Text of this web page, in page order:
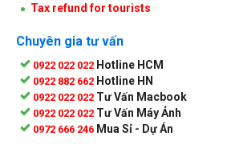
Tax refund for tourists
Chuyên gia tư vấn
0922 022 022 Hotline HCM
0922 882 662 Hotline HN
0922 022 022 Tư Vấn Macbook
0922 022 022 Tư Vấn Máy Ảnh
0972 666 246 Mua Sỉ - Dự Án